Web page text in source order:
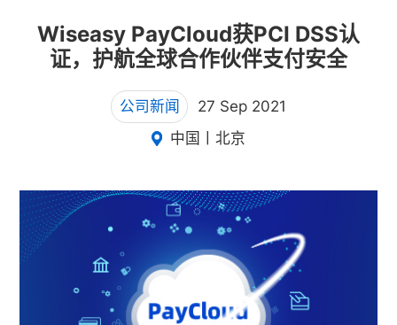
Wiseasy PayCloud获PCI DSS认
证，护航全球合作伙伴支付安全
公司新闻
27 Sep 2021
中国丨北京